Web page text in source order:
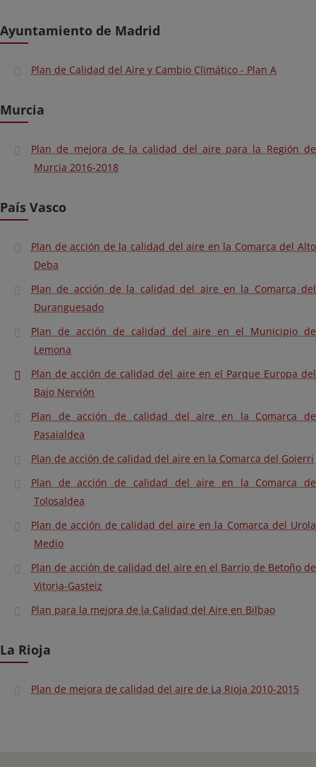
Ayuntamiento de Madrid
Plan de Calidad del Aire y Cambio Climático - Plan A
Murcia
Plan de mejora de la calidad del aire para la Región de
Murcia 2016-2018
País Vasco
Plan de acción de la calidad del aire en la Comarca del Alto
Deba
Plan de acción de la calidad del aire en la Comarca del
Duranguesado
Plan de acción de calidad del aire en el Municipio de
Lemona
Plan de acción de calidad del aire en el Parque Europa del
Bajo Nervión
Plan de acción de calidad del aire en la Comarca de
Pasaialdea
Plan de acción de calidad del aire en la Comarca del Goierri
Plan de acción de calidad del aire en la Comarca de
Tolosaldea
Plan de acción de calidad del aire en la Comarca del Urola
Medio
Plan de acción de calidad del aire en el Barrio de Betoño de
Vitoria-Gasteiz
Plan para la mejora de la Calidad del Aire en Bilbao
La Rioja
Plan de mejora de calidad del aire de La Rioja 2010-2015